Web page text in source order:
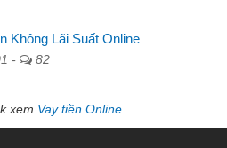
Không Lãi Suất Online
- 82
xem Vay tiền Online